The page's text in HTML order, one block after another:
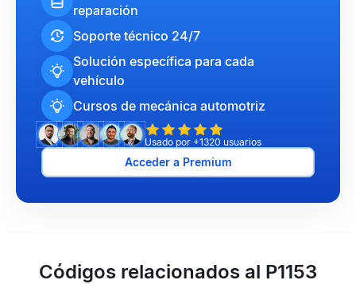
reparación
Soporte técnico 24/7
Solución específica para cada
vehículo
Cursos de mecánica automotriz
Usado por +1320 usuarios
Acceder a Premium
Códigos relacionados al P1153